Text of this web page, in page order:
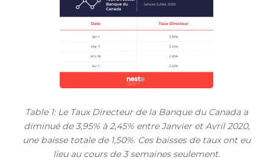
Table 1: Le Taux Directeur de la Banque du Canada a
diminué de 3,95% à 2,45% entre Janvier et Avril 2020,
une baisse totale de 1,50%. Ces baisses de taux ont eu
lieu au cours de 3 semaines seulement.